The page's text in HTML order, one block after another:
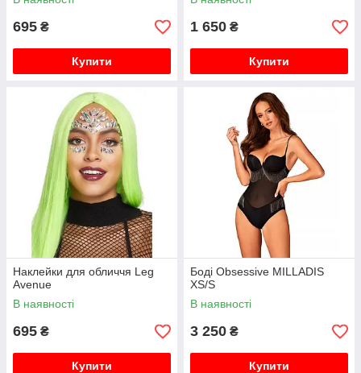
695 ₴
Купити
1 650 ₴
Купити
Наклейки для обличчя Leg
Avenue
В наявності
695 ₴
Купити
Боді Obsessive MILLADIS
XS/S
В наявності
3 250 ₴
Купити